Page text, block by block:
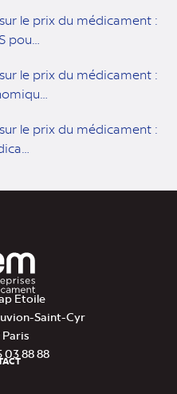
le prix du médicament :
pou…
le prix du médicament :
le prix du médicament :
Etoile
Saint-Cyr
Paris
03 88 88